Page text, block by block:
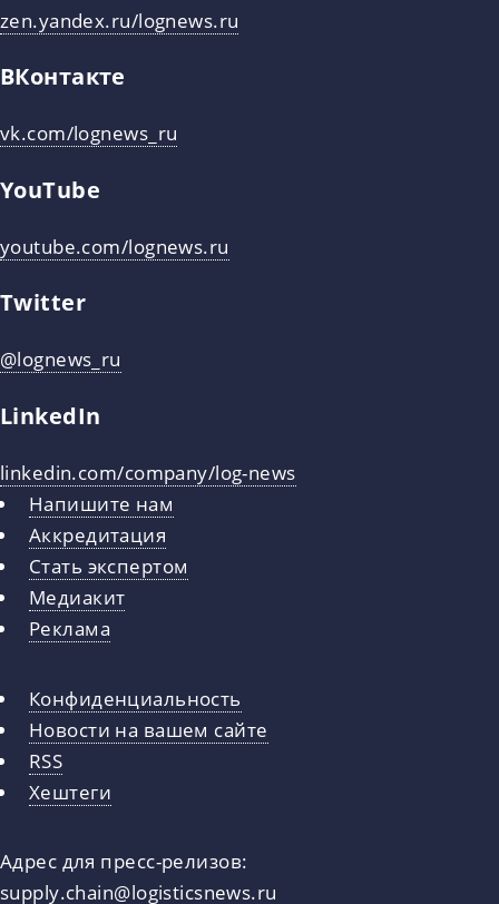
zen.yandex.ru/lognews.ru
ВКонтакте
vk.com/lognews_ru
YouTube
youtube.com/lognews.ru
Twitter
@lognews_ru
LinkedIn
linkedin.com/company/log-news
Напишите нам
Аккредитация
Стать экспертом
Медиакит
Реклама
Конфиденциальность
Новости на вашем сайте
RSS
Хештеги
Адрес для пресс-релизов:
supply.chain@logisticsnews.ru